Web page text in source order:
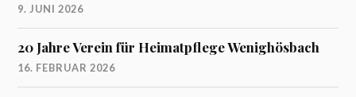
9. JUNI 2026
20 Jahre Verein für Heimatpflege Wenighösbach
16. FEBRUAR 2026